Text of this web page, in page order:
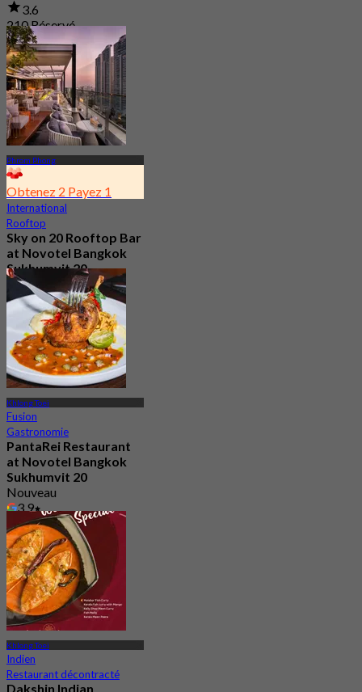
3.6
210 Réservé
De฿ 450
Phrom Phong
Obtenez 2 Payez 1
International
Rooftop
Sky on 20 Rooftop Bar
at Novotel Bangkok
Sukhumvit 20
4.8
3.1K Réservé
฿ 522.5
Khlong Toei
Fusion
Gastronomie
PantaRei Restaurant
at Novotel Bangkok
Sukhumvit 20
Nouveau
3.9
De฿ 796.66
Khlong Toei
Indien
Restaurant décontracté
Dakshin Indian